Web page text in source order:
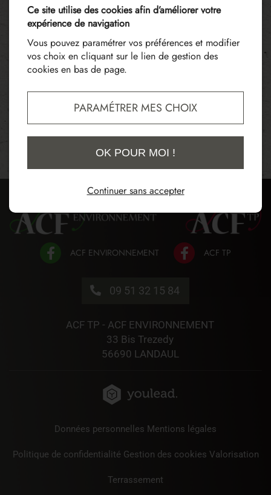
09 51 32 15 84
ACF TP - ACF ENVIRONNEMENT
33 Bis Trezedy
56690 LANDAUL
Données personnelles Mentions légales
Politique de confidentialité Gestion des cookies Valorisation
Terrassement
Ce site utilise des cookies afin d’améliorer votre
expérience de navigation
Vous pouvez paramétrer vos préférences et modifier
vos choix en cliquant sur le lien de gestion des
cookies en bas de page.
PARAMÉTRER MES CHOIX
OK POUR MOI !
Continuer sans accepter